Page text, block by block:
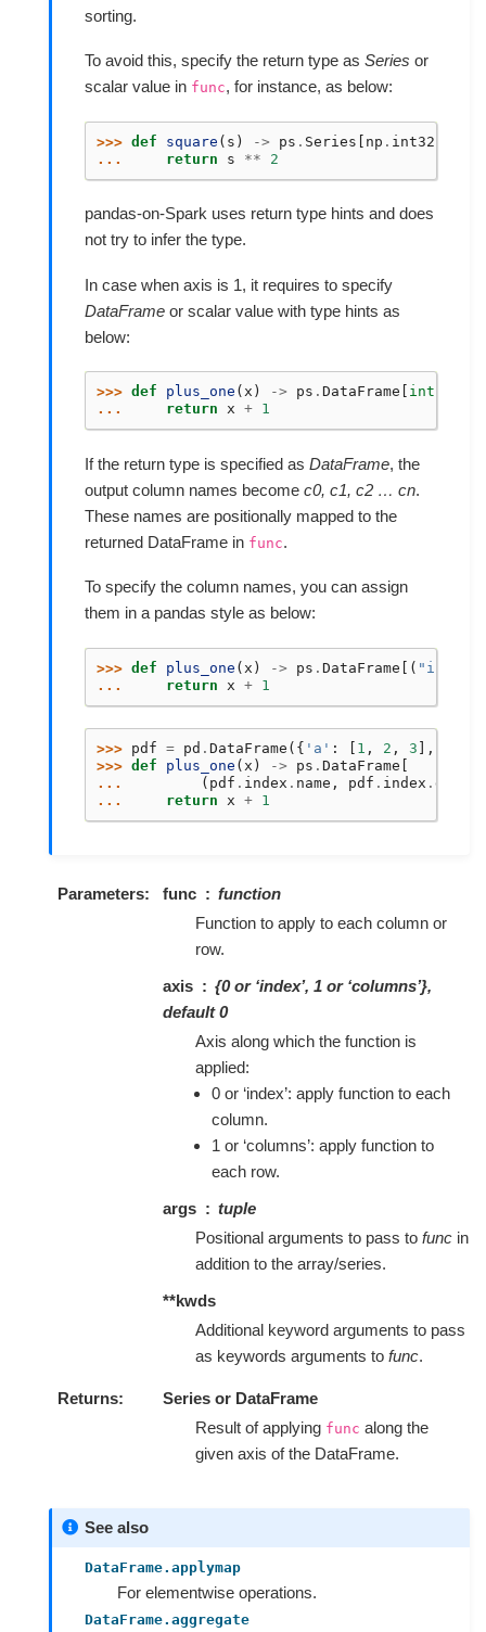
sorting.
To avoid this, specify the return type as Series or
scalar value in func, for instance, as below:
>>> def square ( s ) -> ps . Series [ np . int32
...
return s ** 2
pandas-on-Spark uses return type hints and does
not try to infer the type.
In case when axis is 1, it requires to specify
DataFrame or scalar value with type hints as
below:
>>> def plus_one ( x ) -> ps . DataFrame int
...
return x + 1
If the return type is specified as DataFrame, the
output column names become c0, c1, c2 … cn.
These names are positionally mapped to the
returned DataFrame in func.
To specify the column names, you can assign
them in a pandas style as below:
>>> def plus_one ( x ) -> ps . DataFrame [( "index"
...
return x + 1
>>> pdf = pd . DataFrame ({ 'a' : [ 1 , 2 , 3 ],
>>> def plus_one ( x ) -> ps . DataFrame [
...
( pdf . index . name , pdf . index . dtype
...
return x + 1
Parameters func
function
Function to apply to each column or
row.
axis
{0 or ‘index’, 1 or ‘columns’},
default 0
Axis along which the function is
applied:
0 or ‘index’: apply function to each
column.
1 or ‘columns’: apply function to
each row.
args
tuple
Positional arguments to pass to func in
addition to the array/series.
**kwds
Additional keyword arguments to pass
as keywords arguments to func.
Returns
Series or DataFrame
Result of applying func along the
given axis of the DataFrame.
See also
DataFrame.applymap
For elementwise operations.
DataFrame.aggregate